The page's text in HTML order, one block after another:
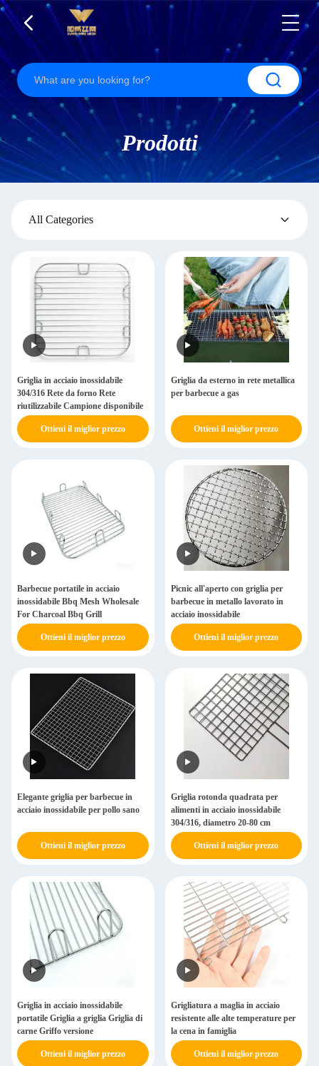
Prodotti
All Categories
Griglia in acciaio inossidabile
304/316 Rete da forno Rete
riutilizzabile Campione disponibile
Ottieni il miglior prezzo
Griglia da esterno in rete metallica
per barbecue a gas
Ottieni il miglior prezzo
Barbecue portatile in acciaio
inossidabile Bbq Mesh Wholesale
For Charcoal Bbq Grill
Ottieni il miglior prezzo
Picnic all'aperto con griglia per
barbecue in metallo lavorato in
acciaio inossidabile
Ottieni il miglior prezzo
Elegante griglia per barbecue in
acciaio inossidabile per pollo sano
Ottieni il miglior prezzo
Griglia rotonda quadrata per
alimenti in acciaio inossidabile
304/316, diametro 20-80 cm
Ottieni il miglior prezzo
Griglia in acciaio inossidabile
portatile Griglia a griglia Griglia di
carne Griffo versione
Ottieni il miglior prezzo
Grigliatura a maglia in acciaio
resistente alle alte temperature per
la cena in famiglia
Ottieni il miglior prezzo